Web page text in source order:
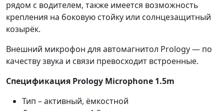
рядом с водителем, также имеется возможность
крепления на боковую стойку или солнцезащитный
козырёк.
Внешний микрофон для автомагнитол Prology — по
качеству звука и связи превосходит встроенные.
Спецификация Prology Microphone 1.5m
Тип – активный, ёмкостной